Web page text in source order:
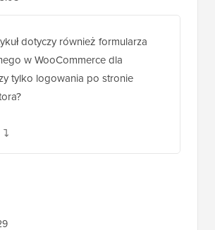
dotyczy również formularza
w WooCommerce dla